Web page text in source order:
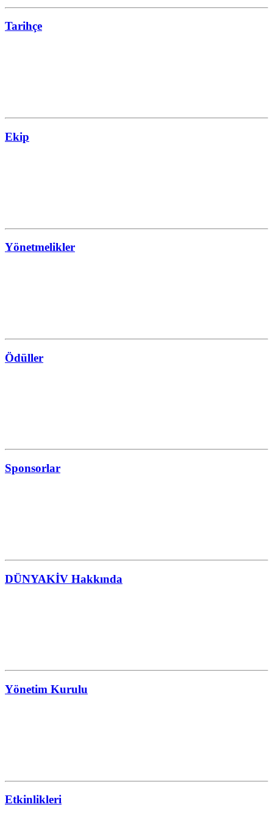
Tarihçe
Ekip
Yönetmelikler
Ödüller
Sponsorlar
DÜNYAKİV Hakkında
Yönetim Kurulu
Etkinlikleri